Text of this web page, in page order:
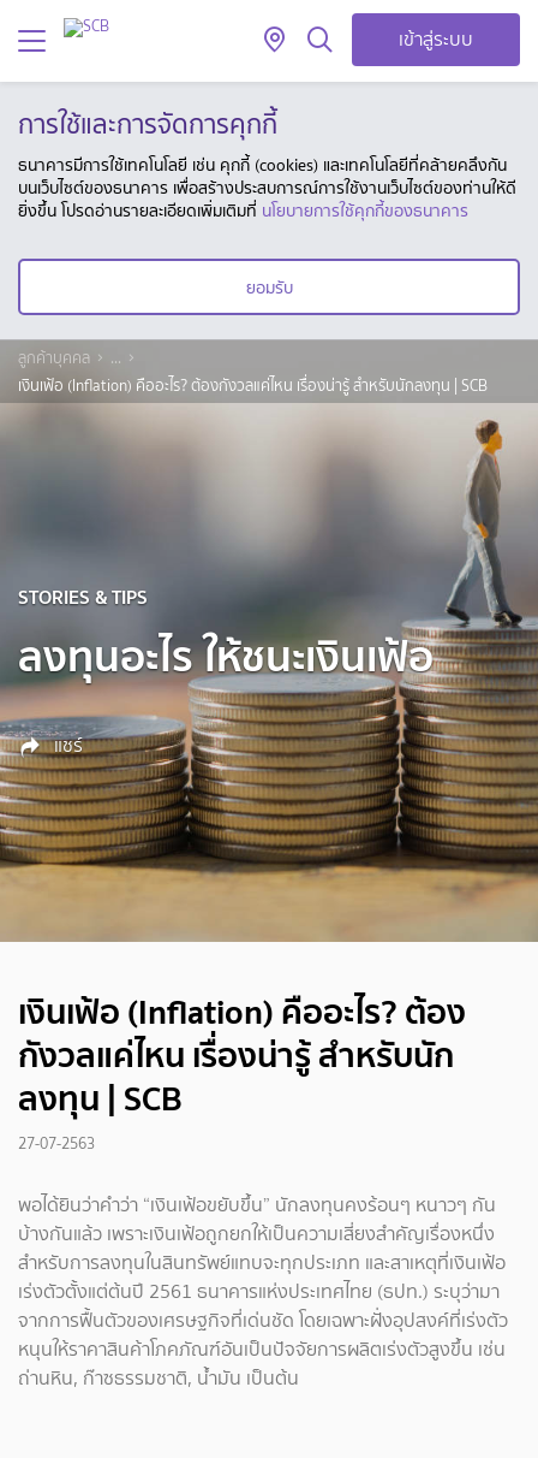
เข้าสู่ระบบ
การใช้และการจัดการคุกกี้
ธนาคารมีการใช้เทคโนโลยี เช่น คุกกี้ (cookies) และเทคโนโลยีที่คล้ายคลึงกัน
บนเว็บไซต์ของธนาคาร เพื่อสร้างประสบการณ์การใช้งานเว็บไซต์ของท่านให้ดี
ยิ่งขึ้น โปรดอ่านรายละเอียดเพิ่มเติมที่ นโยบายการใช้คุกกี้ของธนาคาร
ยอมรับ
ลูกค้าบุคคล
...
เงินเฟ้อ (Inflation) คืออะไร? ต้องกังวลแค่ไหน เรื่องน่ารู้ สำหรับนักลงทุน | SCB
STORIES & TIPS
ลงทุนอะไร ให้ชนะเงินเฟ้อ
แชร์
เงินเฟ้อ (Inflation) คืออะไร? ต้อง
กังวลแค่ไหน เรื่องน่ารู้ สำหรับนัก
ลงทุน | SCB
27-07-2563
พอได้ยินว่าคำว่า “เงินเฟ้อขยับขึ้น” นักลงทุนคงร้อนๆ หนาวๆ กัน
บ้างกันแล้ว เพราะเงินเฟ้อถูกยกให้เป็นความเสี่ยงสำคัญเรื่องหนึ่ง
สำหรับการลงทุนในสินทรัพย์แทบจะทุกประเภท และสาเหตุที่เงินเฟ้อ
เร่งตัวตั้งแต่ต้นปี 2561 ธนาคารแห่งประเทศไทย (ธปท.) ระบุว่ามา
จากการฟื้นตัวของเศรษฐกิจที่เด่นชัด โดยเฉพาะฝั่งอุปสงค์ที่เร่งตัว
หนุนให้ราคาสินค้าโภคภัณฑ์อันเป็นปัจจัยการผลิตเร่งตัวสูงขึ้น เช่น
ถ่านหิน, ก๊าซธรรมชาติ, น้ำมัน เป็นต้น